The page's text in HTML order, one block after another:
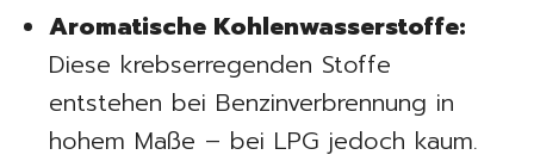
Aromatische Kohlenwasserstoffe:
Diese krebserregenden Stoffe
entstehen bei Benzinverbrennung in
hohem Maße – bei LPG jedoch kaum.